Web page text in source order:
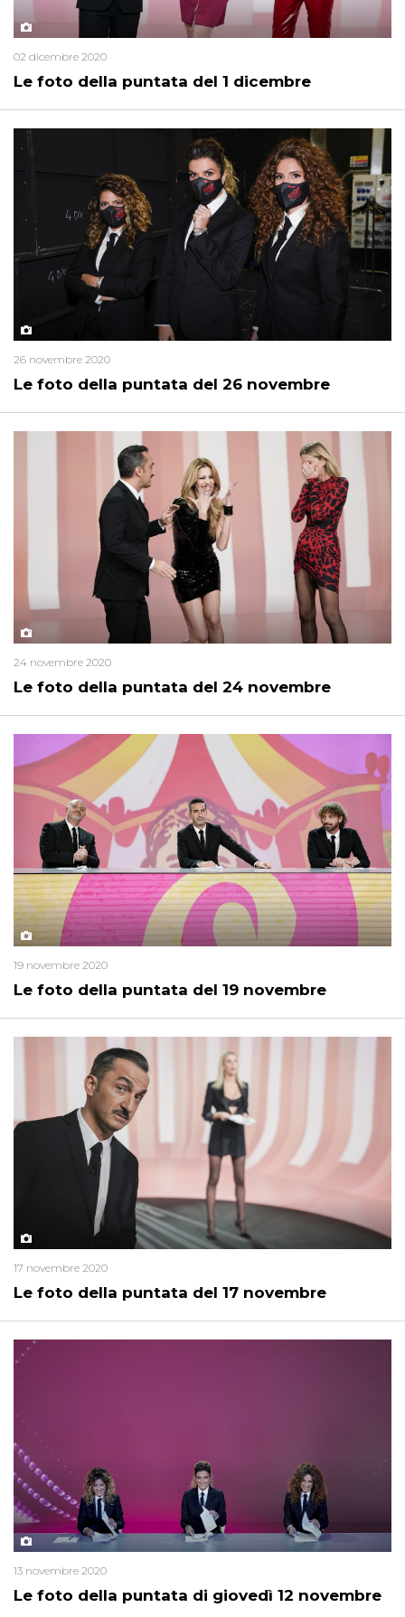
Le foto della puntata del 1 dicembre
02 dicembre 2020
Le foto della puntata del 26 novembre
26 novembre 2020
Le foto della puntata del 24 novembre
24 novembre 2020
Le foto della puntata del 19 novembre
19 novembre 2020
Le foto della puntata del 17 novembre
17 novembre 2020
Le foto della puntata di giovedì 12 novembre
13 novembre 2020